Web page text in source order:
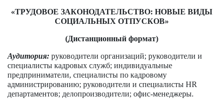
«ТРУДОВОЕ ЗАКОНОДАТЕЛЬСТВО: НОВЫЕ ВИДЫ
СОЦИАЛЬНЫХ ОТПУСКОВ»
(Дистанционный формат)
Аудитория: руководители организаций; руководители и
специалисты кадровых служб; индивидуальные
предприниматели, специалисты по кадровому
администрированию; руководители и специалисты HR
департаментов; делопроизводители; офис-менеджеры.